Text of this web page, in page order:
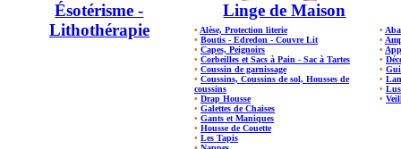
Ésotérisme -
Lithothérapie
Linge de Maison
• Alèse, Protection literie
• Boutis - Edredon - Couvre Lit
• Capes, Peignoirs
• Corbeilles et Sacs à Pain - Sac à Tartes
• Coussin de garnissage
• Coussins, Coussins de sol, Housses de
coussins
• Drap Housse
• Galettes de Chaises
• Gants et Maniques
• Housse de Couette
• Les Tapis
•
•
•
•
•
•
•
•